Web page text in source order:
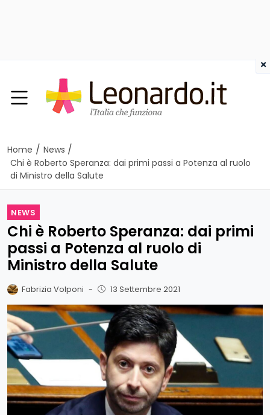
Home / News /
Chi è Roberto Speranza: dai primi passi a Potenza al ruolo
di Ministro della Salute
NEWS
Chi è Roberto Speranza: dai primi
passi a Potenza al ruolo di
Ministro della Salute
Fabrizia Volponi - 13 Settembre 2021
×